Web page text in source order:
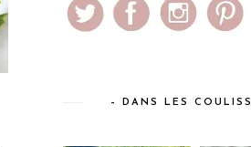
– DANS LES